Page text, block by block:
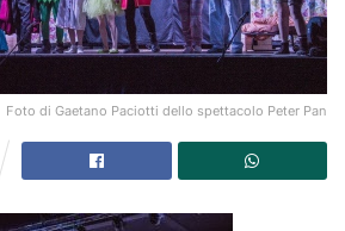
Foto di Gaetano Paciotti dello spettacolo Peter Pan